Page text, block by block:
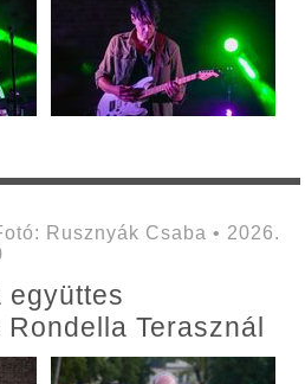
Rusznyák Csaba • 2026.
együttes
Terasznál